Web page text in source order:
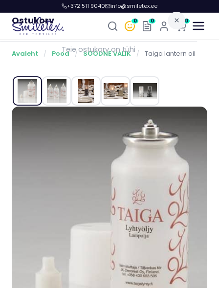
+372 511 9040 info@smiletex.ee
0 0 0
Avaleht / Pood / SOODNE VALIK / Taiga lantern oil
Ostukorv ×
Teie ostukorv on tühi